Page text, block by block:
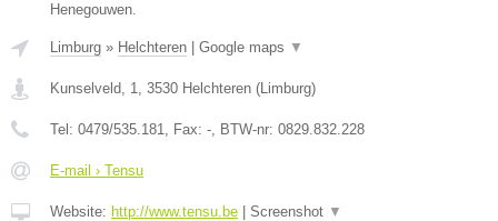
Henegouwen.
Limburg » Helchteren Google maps ▼
Kunselveld, 1 3530 Helchteren ( Limburg)
Tel: 0479/535.181 , Fax: - , BTW-nr: 0829.832.228
E-mail › Tensu
Website: http://www.tensu.be Screenshot ▼